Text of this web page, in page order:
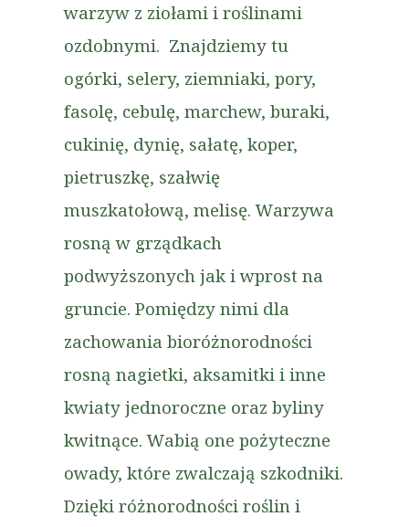
warzyw z ziołami i roślinami
ozdobnymi. Znajdziemy tu
ogórki, selery, ziemniaki, pory,
fasolę, cebulę, marchew, buraki,
cukinię, dynię, sałatę, koper,
pietruszkę, szałwię
muszkatołową, melisę. Warzywa
rosną w grządkach
podwyższonych jak i wprost na
gruncie. Pomiędzy nimi dla
zachowania bioróżnorodności
rosną nagietki, aksamitki i inne
kwiaty jednoroczne oraz byliny
kwitnące. Wabią one pożyteczne
owady, które zwalczają szkodniki.
Dzięki różnorodności roślin i